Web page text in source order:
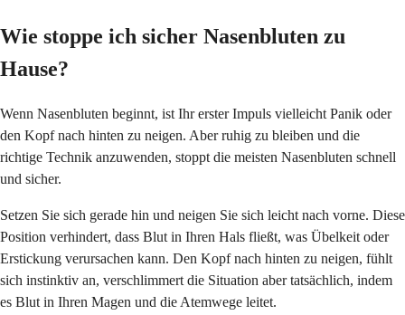
Wie stoppe ich sicher Nasenbluten zu
Hause?
Wenn Nasenbluten beginnt, ist Ihr erster Impuls vielleicht Panik oder
den Kopf nach hinten zu neigen. Aber ruhig zu bleiben und die
richtige Technik anzuwenden, stoppt die meisten Nasenbluten schnell
und sicher.
Setzen Sie sich gerade hin und neigen Sie sich leicht nach vorne. Diese
Position verhindert, dass Blut in Ihren Hals fließt, was Übelkeit oder
Erstickung verursachen kann. Den Kopf nach hinten zu neigen, fühlt
sich instinktiv an, verschlimmert die Situation aber tatsächlich, indem
es Blut in Ihren Magen und die Atemwege leitet.